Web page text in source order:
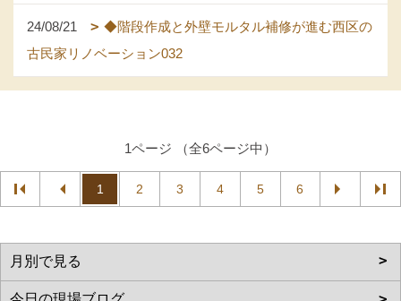
24/08/21
◆階段作成と外壁モルタル補修が進む西区の
古民家リノベーション032
1ページ （全6ページ中）
1 2 3 4 5 6